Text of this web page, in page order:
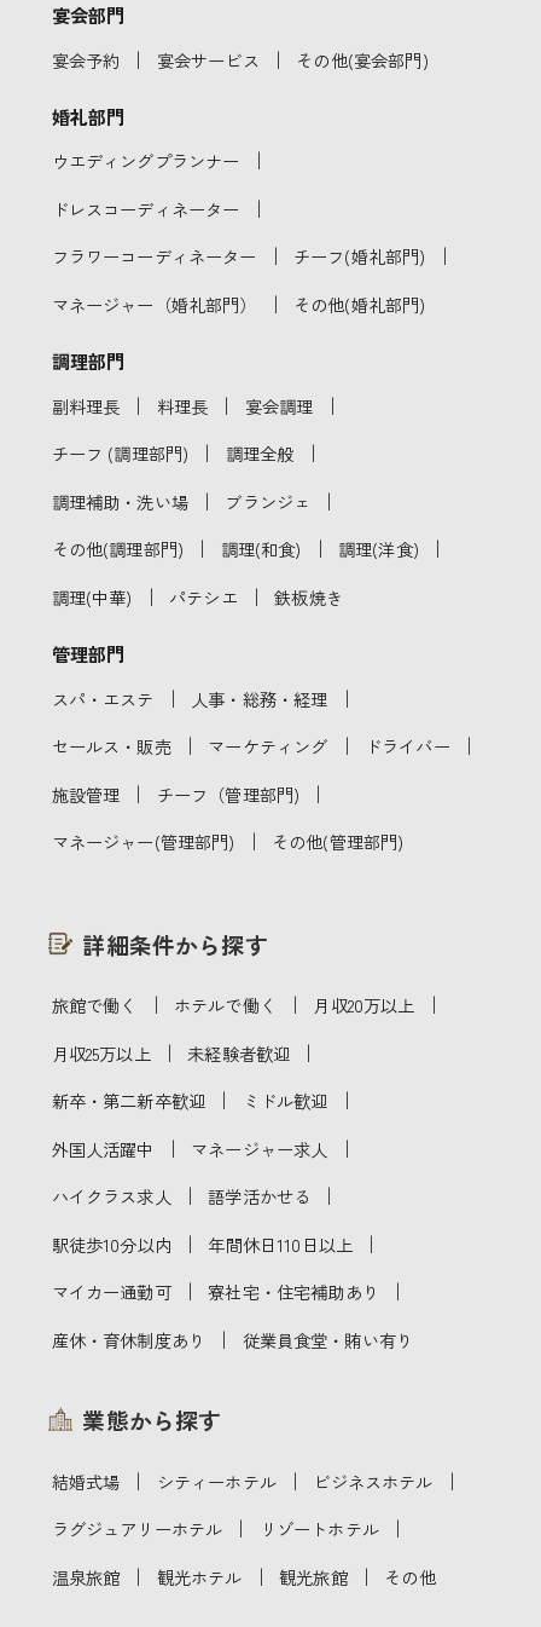
宴会部門
宴会予約 ｜ 宴会サービス ｜ その他(宴会部門)
婚礼部門
ウエディングプランナー ｜
ドレスコーディネーター ｜
フラワーコーディネーター ｜ チーフ(婚礼部門) ｜
マネージャー（婚礼部門） ｜ その他(婚礼部門)
調理部門
副料理長 ｜ 料理長 ｜ 宴会調理 ｜
チーフ (調理部門) ｜ 調理全般 ｜
調理補助・洗い場 ｜ ブランジェ ｜
その他(調理部門) ｜ 調理(和食) ｜ 調理(洋食) ｜
調理(中華) ｜ パテシエ ｜ 鉄板焼き
管理部門
スパ・エステ ｜ 人事・総務・経理 ｜
セールス・販売 ｜ マーケティング ｜ ドライバー ｜
施設管理 ｜ チーフ（管理部門) ｜
マネージャー(管理部門) ｜ その他(管理部門)
詳細条件から探す
旅館で働く ｜ ホテルで働く ｜ 月収20万以上 ｜
月収25万以上 ｜ 未経験者歓迎 ｜
新卒・第二新卒歓迎 ｜ ミドル歓迎 ｜
外国人活躍中 ｜ マネージャー求人 ｜
ハイクラス求人 ｜ 語学活かせる ｜
駅徒歩10分以内 ｜ 年間休日110日以上 ｜
マイカー通勤可 ｜ 寮社宅・住宅補助あり ｜
産休・育休制度あり ｜ 従業員食堂・賄い有り
業態から探す
結婚式場 ｜ シティーホテル ｜ ビジネスホテル ｜
ラグジュアリーホテル ｜ リゾートホテル ｜
温泉旅館 ｜ 観光ホテル ｜ 観光旅館 ｜ その他